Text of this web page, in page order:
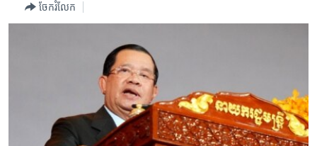
កម្ពុជាច្នៃប្រតិដ្ឋ
កម្មវិធីទាំងអស់
ចែករំលែក